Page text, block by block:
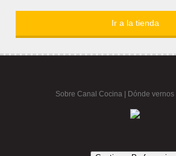
Ir a la tienda
Sobre Canal Cocina Dónde vernos |